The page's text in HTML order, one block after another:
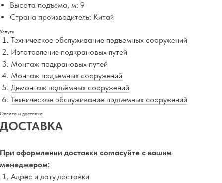
Высота подъема, м: 9
Страна производитель: Китай
Услуги
Техническое обслуживание подъемных сооружений
Изготовление подкрановых путей
Монтаж подкрановых путей
Монтаж подъемных сооружений
Демонтаж подъёмных сооружений
Техническое обслуживание подъемных сооружений
Оплата и доставка
ДОСТАВКА
При оформлении доставки согласуйте с вашим
менеджером:
Адрес и дату доставки